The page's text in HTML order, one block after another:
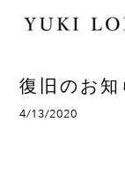
復旧のお知
4/13/2020